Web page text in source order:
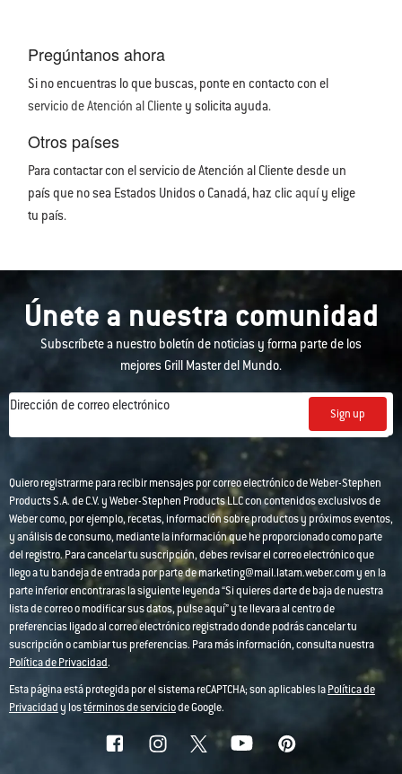
Pregúntanos ahora
Si no encuentras lo que buscas, ponte en contacto con el
servicio de Atención al Cliente y solicita ayuda.
Otros países
Para contactar con el servicio de Atención al Cliente desde un
país que no sea Estados Unidos o Canadá, haz clic aquíy elige
tu país.
Únete a nuestra comunidad
Subscríbete a nuestro boletín de noticias y forma parte de los
mejores Grill Master del Mundo.
Dirección de correo electrónico
Sign up
Quiero registrarme para recibir mensajes por correo electrónico de Weber-Stephen
Products S.A. de C.V. y Weber-Stephen Products LLC con contenidos exclusivos de
Weber como, por ejemplo, recetas, información sobre productos y próximos eventos,
y análisis de consumo, mediante la información que he proporcionado como parte
del registro. Para cancelar tu suscripción, debes revisar el correo electrónico que
llego a tu bandeja de entrada por parte de marketing@mail.latam.weber.com y en la
parte inferior encontraras la siguiente leyenda “Si quieres darte de baja de nuestra
lista de correo o modificar sus datos, pulse aquí” y te llevara al centro de
preferencias ligado al correo electrónico registrado donde podrás cancelar tu
suscripción o cambiar tus preferencias. Para más información, consulta nuestra
Política de Privacidad.
Esta página está protegida por el sistema reCAPTCHA; son aplicables laPolítica de
Privacidady lostérminos de serviciode Google.